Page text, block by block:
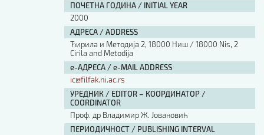
Шаблон прве стране и импресума [B5, ћир]
Шаблон прве стране и импресума [B5, лат]
Шаблон прве стране и импресума [B5, енг]
Етички кодекс
ПРЕТРАГА ИЗДАЊА
Наслов или део наслова
ПОЧЕТНА ГОДИНА / INITIAL YEAR
2000
АДРЕСА / ADDRESS
Ћирила и Методија 2, 18000 Ниш / 18000 Nis, 2
Cirila and Metodija
е-АДРЕСА / e-MAIL ADDRESS
ic@filfak.ni.ac.rs
УРЕДНИК / EDITOR – КООРДИНАТОР /
COORDINATOR
Проф. др Владимир Ж. Јовановић
ПЕРИОДИЧНОСТ / PUBLISHING INTERVAL